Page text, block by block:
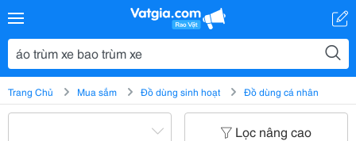
Trang Chủ Mua sắm Đồ dùng sinh hoạt Đồ dùng cá nhân
Lọc nâng cao